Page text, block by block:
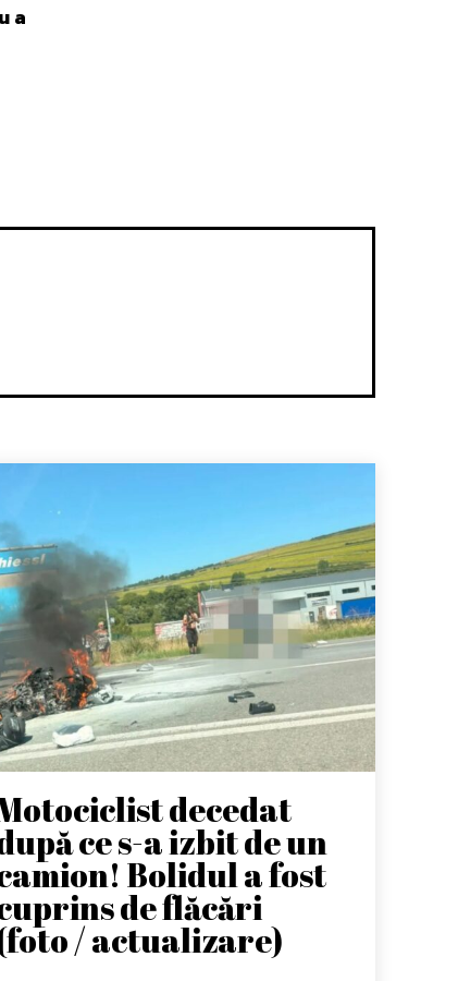
a
decedat
ce s-a izbit de un
Bolidul a fost
de flăcări
/ actualizare)